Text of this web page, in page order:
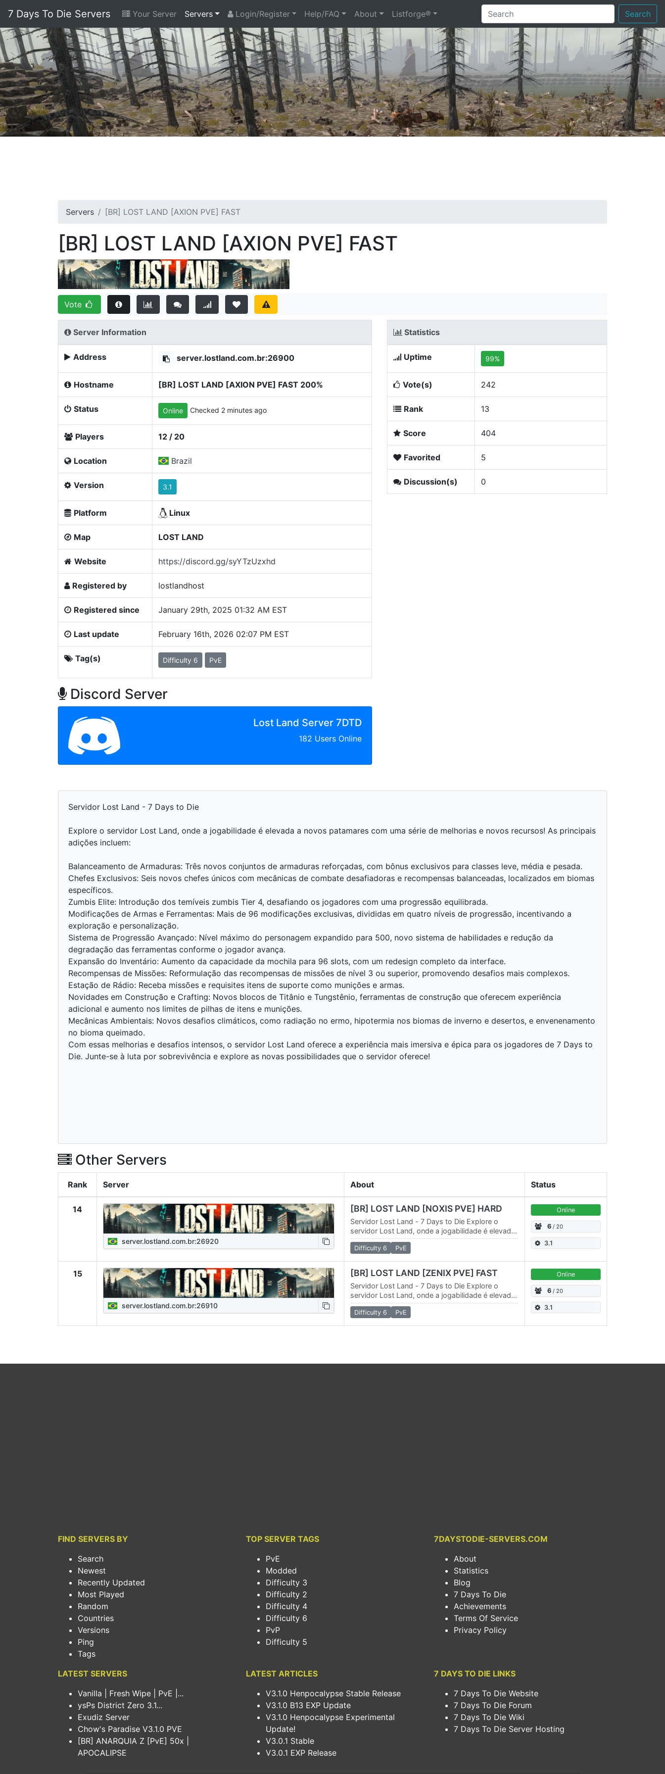
7 Days To Die Servers Your Server Servers Login/Register Help/FAQ About Listforge® Search
Servers [BR] LOST LAND [AXION PVE] FAST
[BR] LOST LAND [AXION PVE] FAST
Vote
Server Information
Address server.lostland.com.br:26900
Hostname [BR] LOST LAND [AXION PVE] FAST 200%
Status Online Checked 2 minutes ago
Players 12 / 20
Location Brazil
Version 3.1
Platform Linux
Map LOST LAND
Website https://discord.gg/syYTzUzxhd
Registered by lostlandhost
Registered since January 29th, 2025 01:32 AM EST
Last update February 16th, 2026 02:07 PM EST
Tag(s) Difficulty 6 PvE
Discord Server
Lost Land Server 7DTD
182 Users Online
Statistics
Uptime 99%
Vote(s) 242
Rank 13
Score 404
Favorited 5
Discussion(s) 0
Servidor Lost Land - 7 Days to Die
Explore o servidor Lost Land, onde a jogabilidade é elevada a novos patamares com uma série de melhorias e novos recursos! As principais
adições incluem:
Balanceamento de Armaduras: Três novos conjuntos de armaduras reforçadas, com bônus exclusivos para classes leve, média e pesada.
Chefes Exclusivos: Seis novos chefes únicos com mecânicas de combate desafiadoras e recompensas balanceadas, localizados em biomas
específicos.
Zumbis Elite: Introdução dos temíveis zumbis Tier 4, desafiando os jogadores com uma progressão equilibrada.
Modificações de Armas e Ferramentas: Mais de 96 modificações exclusivas, divididas em quatro níveis de progressão, incentivando a
exploração e personalização.
Sistema de Progressão Avançado: Nível máximo do personagem expandido para 500, novo sistema de habilidades e redução da
degradação das ferramentas conforme o jogador avança.
Expansão do Inventário: Aumento da capacidade da mochila para 96 slots, com um redesign completo da interface.
Recompensas de Missões: Reformulação das recompensas de missões de nível 3 ou superior, promovendo desafios mais complexos.
Estação de Rádio: Receba missões e requisites itens de suporte como munições e armas.
Novidades em Construção e Crafting: Novos blocos de Titânio e Tungstênio, ferramentas de construção que oferecem experiência
adicional e aumento nos limites de pilhas de itens e munições.
Mecânicas Ambientais: Novos desafios climáticos, como radiação no ermo, hipotermia nos biomas de inverno e desertos, e envenenamento
no bioma queimado.
Com essas melhorias e desafios intensos, o servidor Lost Land oferece a experiência mais imersiva e épica para os jogadores de 7 Days to
Die. Junte-se à luta por sobrevivência e explore as novas possibilidades que o servidor oferece!
Other Servers
Rank Server About Status
14
server.lostland.com.br:26920
[BR] LOST LAND [NOXIS PVE] HARD
Servidor Lost Land - 7 Days to Die Explore o
servidor Lost Land, onde a jogabilidade é elevada
a novos patamares com uma série de melhorias e
novos…
Difficulty 6 PvE
Online
6 / 20
3.1
15
server.lostland.com.br:26910
[BR] LOST LAND [ZENIX PVE] FAST
Servidor Lost Land - 7 Days to Die Explore o
servidor Lost Land, onde a jogabilidade é elevada
a novos patamares com uma série de melhorias e
novos…
Difficulty 6 PvE
Online
6 / 20
3.1
FIND SERVERS BY
Search
Newest
Recently Updated
Most Played
Random
Countries
Versions
Ping
Tags
TOP SERVER TAGS
PvE
Modded
Difficulty 3
Difficulty 2
Difficulty 4
Difficulty 6
PvP
Difficulty 5
7DAYSTODIE-SERVERS.COM
About
Statistics
Blog
7 Days To Die
Achievements
Terms Of Service
Privacy Policy
LATEST SERVERS
Vanilla | Fresh Wipe | PvE |...
ysPs District Zero 3.1...
Exudiz Server
Chow's Paradise V3.1.0 PVE
[BR] ANARQUIA Z [PvE] 50x |
APOCALIPSE
LATEST ARTICLES
V3.1.0 Henpocalypse Stable Release
V3.1.0 B13 EXP Update
V3.1.0 Henpocalypse Experimental
Update!
V3.0.1 Stable
V3.0.1 EXP Release
7 DAYS TO DIE LINKS
7 Days To Die Website
7 Days To Die Forum
7 Days To Die Wiki
7 Days To Die Server Hosting